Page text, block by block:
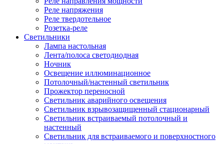
Реле напряжения
Реле твердотельное
Розетка-реле
Светильники
Лампа настольная
Лента/полоса светодиодная
Ночник
Освещение иллюминационное
Потолочный/настенный светильник
Прожектор переносной
Светильник аварийного освещения
Светильник взрывозащищенный стационарный
Светильник встраиваемый потолочный и
настенный
Светильник для встраиваемого и поверхностного